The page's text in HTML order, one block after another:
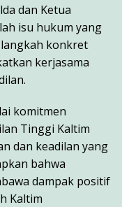
dan Ketua
isu hukum yang
konkret
kerjasama
komitmen
Tinggi Kaltim
dan keadilan yang
bahwa
dampak positif
Kaltim